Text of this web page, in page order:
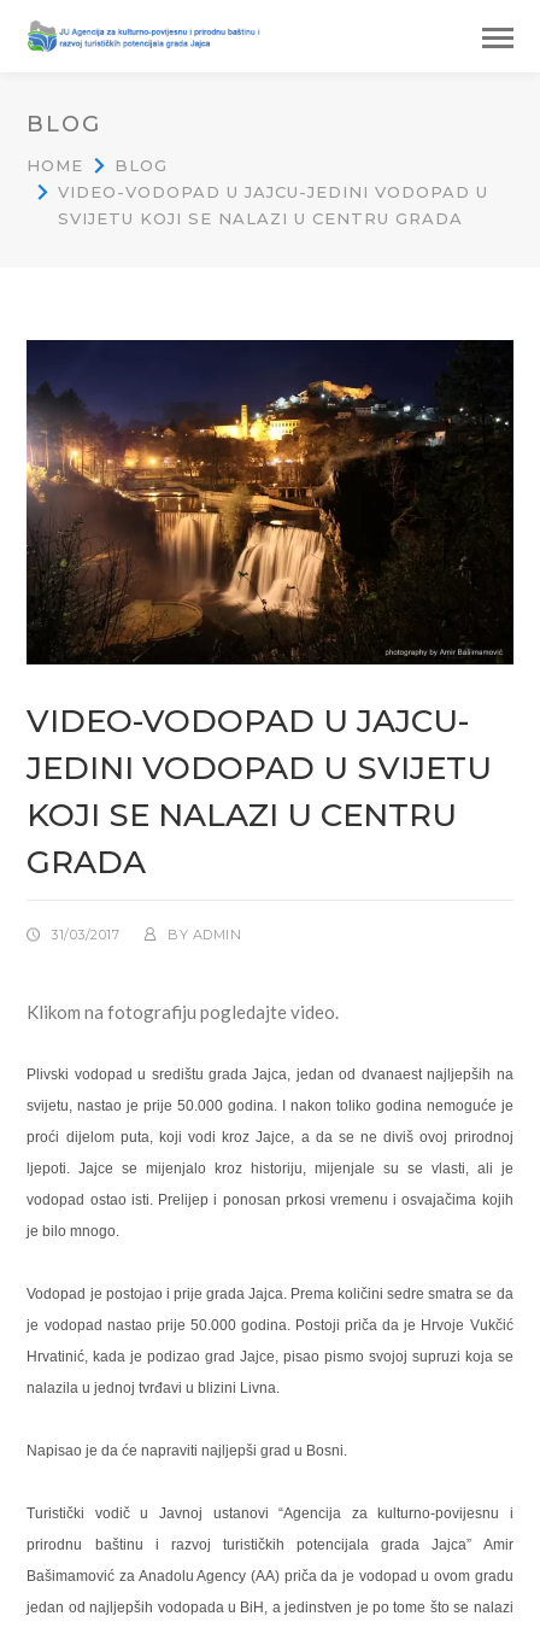
BLOG
HOME
BLOG
VIDEO-VODOPAD U JAJCU-JEDINI VODOPAD U
SVIJETU KOJI SE NALAZI U CENTRU GRADA
VIDEO-VODOPAD U JAJCU-
JEDINI VODOPAD U SVIJETU
KOJI SE NALAZI U CENTRU
GRADA
31/03/2017 BY ADMIN
Klikom na fotografiju pogledajte video.
Plivski vodopad u središtu grada Jajca, jedan od dvanaest najljepših na
svijetu, nastao je prije 50.000 godina. I nakon toliko godina nemoguće je
proći dijelom puta, koji vodi kroz Jajce, a da se ne diviš ovoj prirodnoj
ljepoti. Jajce se mijenjalo kroz historiju, mijenjale su se vlasti, ali je
vodopad ostao isti. Prelijep i ponosan prkosi vremenu i osvajačima kojih
je bilo mnogo.
Vodopad je postojao i prije grada Jajca. Prema količini sedre smatra se da
je vodopad nastao prije 50.000 godina. Postoji priča da je Hrvoje Vukčić
Hrvatinić, kada je podizao grad Jajce, pisao pismo svojoj supruzi koja se
nalazila u jednoj tvrđavi u blizini Livna.
Napisao je da će napraviti najljepši grad u Bosni.
Turistički vodič u Javnoj ustanovi “Agencija za kulturno-povijesnu i
prirodnu baštinu i razvoj turističkih potencijala grada Jajca” Amir
Bašimamović za Anadolu Agency (AA) priča da je vodopad u ovom gradu
jedan od najljepših vodopada u BiH, a jedinstven je po tome što se nalazi